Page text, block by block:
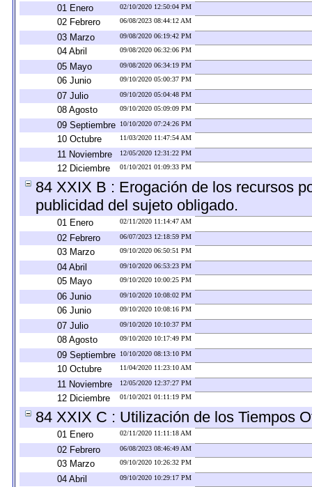
01 Enero 02/10/2020 12:50:04 PM
02 Febrero 06/08/2023 08:44:12 AM
03 Marzo 09/08/2020 06:19:42 PM
04 Abril 09/08/2020 06:32:06 PM
05 Mayo 09/08/2020 06:34:19 PM
06 Junio 09/10/2020 05:00:37 PM
07 Julio 09/10/2020 05:04:48 PM
08 Agosto 09/10/2020 05:09:09 PM
09 Septiembre 10/10/2020 07:24:26 PM
10 Octubre 11/03/2020 11:47:54 AM
11 Noviembre 12/05/2020 12:31:22 PM
12 Diciembre 01/10/2021 01:09:33 PM
84 XXIX B : Erogación de los recursos
publicidad del sujeto obligado.
01 Enero 02/11/2020 11:14:47 AM
02 Febrero 06/07/2023 12:18:59 PM
03 Marzo 09/10/2020 06:50:51 PM
04 Abril 09/10/2020 06:53:23 PM
05 Mayo 09/10/2020 10:00:25 PM
06 Junio 09/10/2020 10:08:02 PM
06 Junio 09/10/2020 10:08:16 PM
07 Julio 09/10/2020 10:10:37 PM
08 Agosto 09/10/2020 10:17:49 PM
09 Septiembre 10/10/2020 08:13:10 PM
10 Octubre 11/04/2020 11:23:10 AM
11 Noviembre 12/05/2020 12:37:27 PM
12 Diciembre 01/10/2021 01:11:19 PM
84 XXIX C : Utilización de los Tiempos
01 Enero 02/11/2020 11:11:18 AM
02 Febrero 06/08/2023 08:46:49 AM
03 Marzo 09/10/2020 10:26:32 PM
04 Abril 09/10/2020 10:29:17 PM